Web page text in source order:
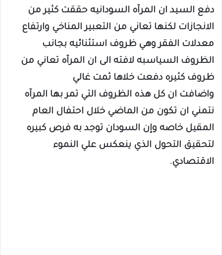
دفع السيد ان المرآه السودانيه حققت كثير من
الانجازات لكنها تعاني من التعبير المناخي وارتفاع
معدلات الفقر وهي ظروف استثنائيه بجانب
الظروف السياسبه لافته الى ان المرآه تعاني من
ظروف كثيره دفعت خلاها ثمت غالي
واضافت ان كل هذه الظروف التي تمر بها المرآه
نتمني ان تكون من الماضي خلال احتفال العام
المقيل خاصه وإن السودان توجد به فرص كبيره
لتحقيق التحول الذي ينعكس علي النموء
الاقتصادي.